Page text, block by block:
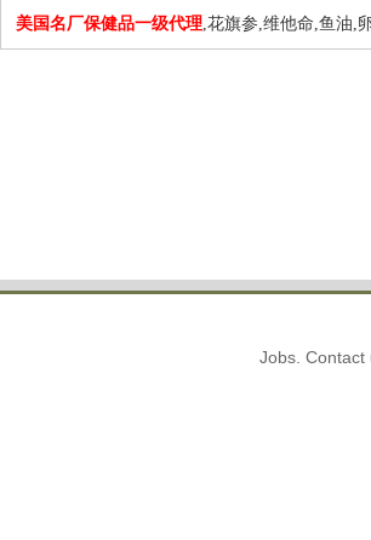
美国名厂保健品一级代理,花旗参,维他命,鱼油,
Jobs. Contact